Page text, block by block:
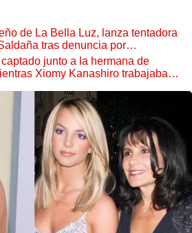
de La Bella Luz, lanza tentadora
tras denuncia por
junto a la hermana de
Xiomy Kanashiro trabajaba: